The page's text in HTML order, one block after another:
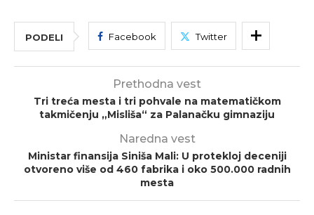
PODELI Facebook Twitter
Prethodna vest
Tri treća mesta i tri pohvale na matematičkom
takmičenju „Misliša“ za Palanačku gimnaziju
Naredna vest
Ministar finansija Siniša Mali: U protekloj deceniji
otvoreno više od 460 fabrika i oko 500.000 radnih
mesta